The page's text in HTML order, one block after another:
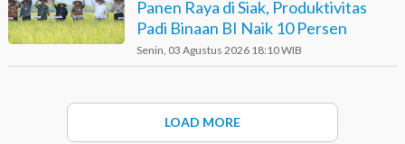
Panen Raya di Siak, Produktivitas
Padi Binaan BI Naik 10 Persen
Senin, 03 Agustus 2026 18:10 WIB
LOAD MORE